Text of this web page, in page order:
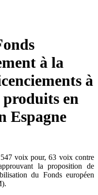
à la
à
en
Espagne
547 voix pour, 63 voix contre
la proposition de
du Fonds européen